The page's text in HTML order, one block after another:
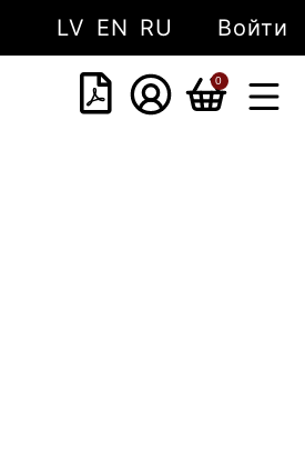
LV EN RU Войти
0